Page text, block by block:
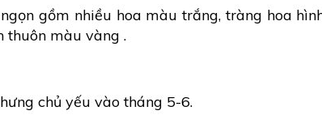
gồm nhiều hoa màu trắng, tràng hoa
thuôn màu vàng .
chủ yếu vào tháng 5-6.